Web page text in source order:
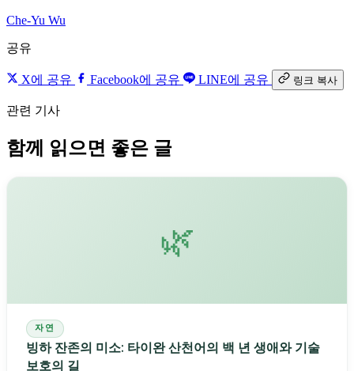
Che-Yu Wu
공유
X에 공유 Facebook에 공유 LINE에 공유 링크 복사
관련 기사
함께 읽으면 좋은 글
🌿
자연
빙하 잔존의 미소: 타이완 산천어의 백 년 생애와 기술
보호의 길